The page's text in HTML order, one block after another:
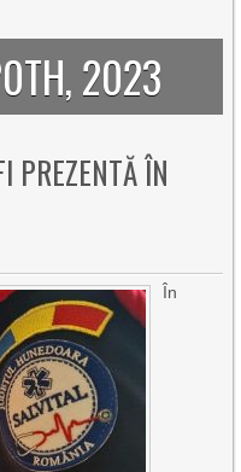
2023
PREZENTĂ ÎN
În